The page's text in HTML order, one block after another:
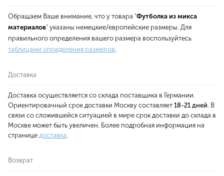
Обращаем Ваше внимание, что у товара "Футболка из микса
материалов" указаны немецкие/европейские размеры. Для
правильного определения вашего размера воспользуйтесь
таблицами определения размеров.
Доставка
Доставка осуществляется со склада поставщика в Германии.
Ориентировачный срок доставки Москву составляет 18-21 дней. В
связи со сложившейся ситуацией в мире срок доставки до склада в
Москве может быть увеличен. Более подробная информация на
странице доставка.
Возврат